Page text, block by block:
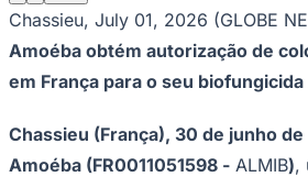
Luís
Jardim São Pedro Jardim São Silvestre
TupãJardim TupanciMutinga Nova
CamargosParque ImperialParque Santa
do Bom Jesus
Recanto Phrynéa
Santana de
ParnaíbaSilveiraTamboréVale do SolVila
EscadaVila PortoVotupoca
Chassieu, July 01, 2026 (GLOBE
Amoéba obtém autorização de
em França para o seu biofungicida
Chassieu (França), 30 de junho de
Amoéba (FR0011051598 - ALMIB),